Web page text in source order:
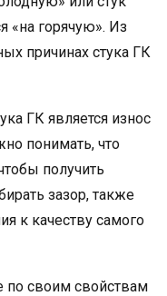
«на горячую». Из
причинах стука ГК
ГК является износ
понимать, что
получить
зазор, также
к качеству самого
по своим свойствам